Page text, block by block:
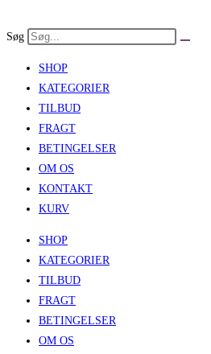
to
Søg
SHOP
KATEGORIER
TILBUD
FRAGT
BETINGELSER
OM OS
KONTAKT
KURV
SHOP
KATEGORIER
TILBUD
FRAGT
BETINGELSER
OM OS